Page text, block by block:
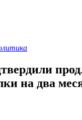
на два